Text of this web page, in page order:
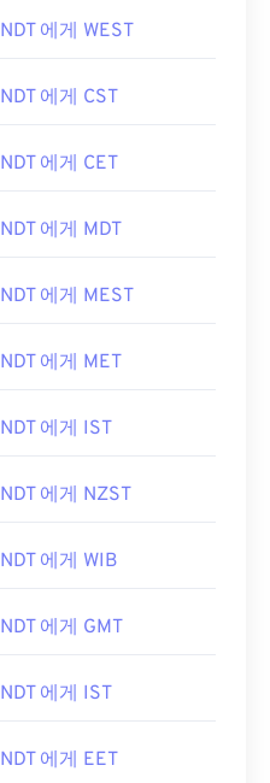
NDT 에게 WEST
NDT 에게 CST
NDT 에게 CET
NDT 에게 MDT
NDT 에게 MEST
NDT 에게 MET
NDT 에게 IST
NDT 에게 NZST
NDT 에게 WIB
NDT 에게 GMT
NDT 에게 IST
NDT 에게 EET